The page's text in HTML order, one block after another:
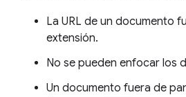
La URL de un documento
extensión.
No se pueden enfocar los
Un documento fuera de